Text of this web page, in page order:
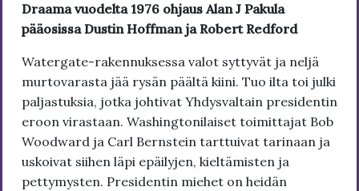
Draama vuodelta 1976 ohjaus Alan J Pakula
pääosissa Dustin Hoffman ja Robert Redford
Watergate-rakennuksessa valot syttyvät ja neljä
murtovarasta jää rysän päältä kiini. Tuo ilta toi julki
paljastuksia, jotka johtivat Yhdysvaltain presidentin
eroon virastaan. Washingtonilaiset toimittajat Bob
Woodward ja Carl Bernstein tarttuivat tarinaan ja
uskoivat siihen läpi epäilyjen, kieltämisten ja
pettymysten. Presidentin miehet on heidän